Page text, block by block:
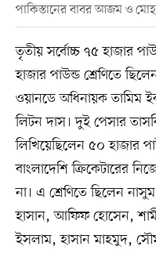
পাকিস্তানের বাবর আজম ও
তৃতীয় সর্বোচ্চ ৭৫ হাজার
হাজার পাউন্ড শ্রেণিতে
ওয়ানডে অধিনায়ক তামিম
লিটন দাস। দুই পেসার
লিখিয়েছিলেন ৫০ হাজার
বাংলাদেশি ক্রিকেটারের
না। এ শ্রেণিতে ছিলেন
হাসান, আফিফ হোসেন,
ইসলাম, হাসান মাহমুদ,